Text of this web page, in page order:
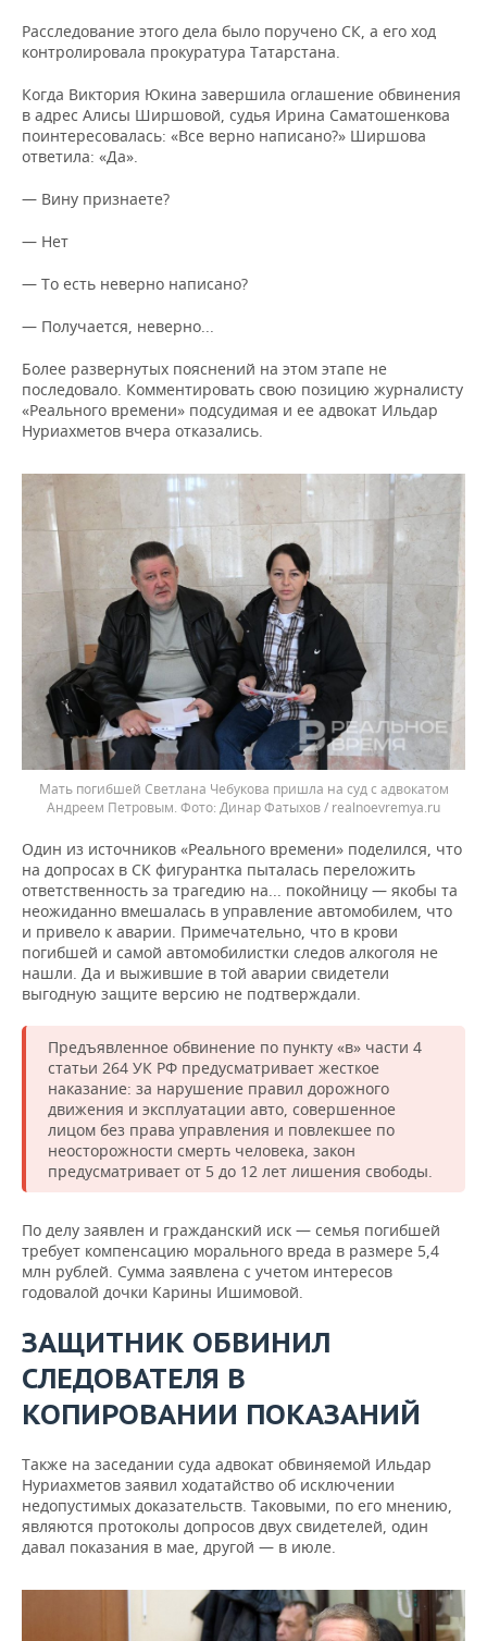
Расследование этого дела было поручено СК, а его ход
контролировала прокуратура Татарстана.
Когда Виктория Юкина завершила оглашение обвинения
в адрес Алисы Ширшовой, судья Ирина Саматошенкова
поинтересовалась: «Все верно написано?» Ширшова
ответила: «Да».
— Вину признаете?
— Нет
— То есть неверно написано?
— Получается, неверно...
Более развернутых пояснений на этом этапе не
последовало. Комментировать свою позицию журналисту
«Реального времени» подсудимая и ее адвокат Ильдар
Нуриахметов вчера отказались.
Мать погибшей Светлана Чебукова пришла на суд с адвокатом
Андреем Петровым.
Динар Фатыхов / realnoevremya.ru
Один из источников «Реального времени» поделился, что
на допросах в СК фигурантка пыталась переложить
ответственность за трагедию на... покойницу — якобы та
неожиданно вмешалась в управление автомобилем, что
и привело к аварии. Примечательно, что в крови
погибшей и самой автомобилистки следов алкоголя не
нашли. Да и выжившие в той аварии свидетели
выгодную защите версию не подтверждали.
Предъявленное обвинение по пункту «в» части 4
статьи 264 УК РФ предусматривает жесткое
наказание: за нарушение правил дорожного
движения и эксплуатации авто, совершенное
лицом без права управления и повлекшее по
неосторожности смерть человека, закон
предусматривает от 5 до 12 лет лишения свободы.
По делу заявлен и гражданский иск — семья погибшей
требует компенсацию морального вреда в размере 5,4
млн рублей. Сумма заявлена с учетом интересов
годовалой дочки Карины Ишимовой.
ЗАЩИТНИК ОБВИНИЛ
СЛЕДОВАТЕЛЯ В
КОПИРОВАНИИ ПОКАЗАНИЙ
Также на заседании суда адвокат обвиняемой Ильдар
Нуриахметов заявил ходатайство об исключении
недопустимых доказательств. Таковыми, по его мнению,
являются протоколы допросов двух свидетелей, один
давал показания в мае, другой — в июле.